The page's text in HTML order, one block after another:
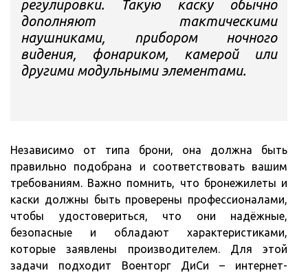
регулировки. Такую каску обычно
дополняют тактическими
наушниками, прибором ночного
видения, фонариком, камерой или
другими модульными элементами.
Независимо от типа брони, она должна быть
правильно подобрана и соответствовать вашим
требованиям. Важно помнить, что бронежилеты и
каски должны быть проверены профессионалами,
чтобы удостовериться, что они надёжные,
безопасные и обладают характеристиками,
которые заявлены производителем. Для этой
задачи подходит Военторг ДиСи – интернет-